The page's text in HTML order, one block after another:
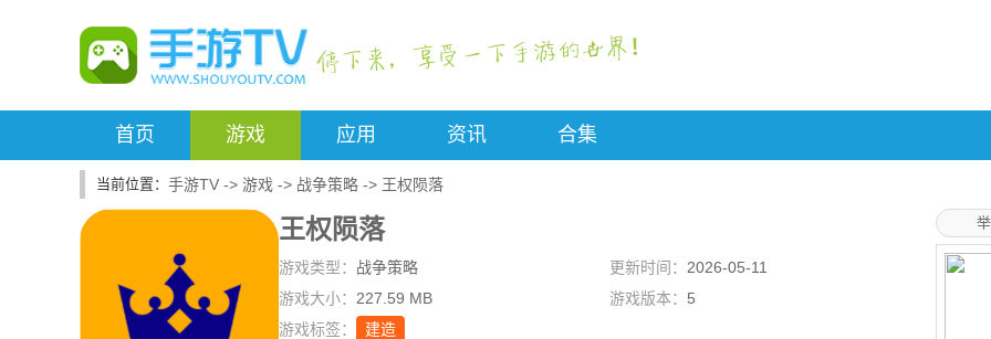
首页 游戏 应用 资讯 合集
手游TV -> 游戏 -> 战争策略 -> 王权陨落
王权陨落
游戏类型： 战争策略 更新时间： 2026-05-11
游戏大小： 227.59 MB 游戏版本： 5
游戏标签：
建造